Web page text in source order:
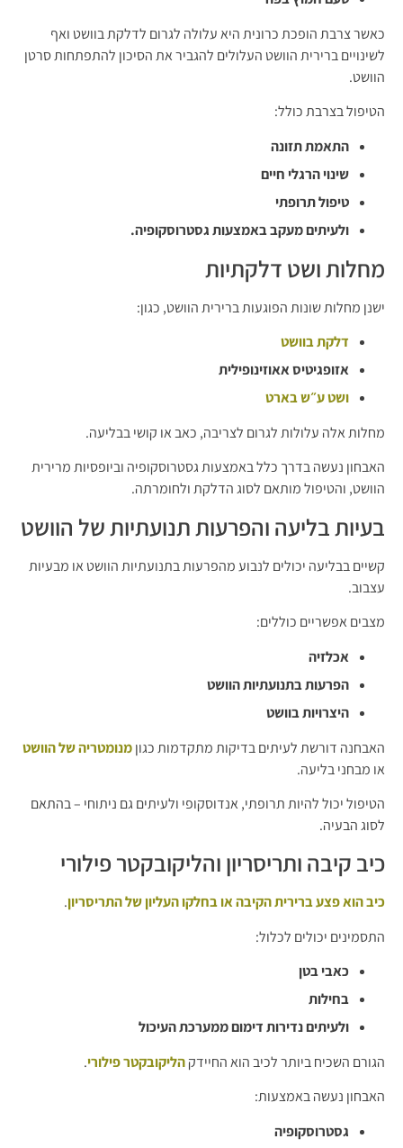
כאשר צרבת הופכת כרונית היא עלולה לגרום לדלקת בוושט ואף
לשינויים ברירית הוושט העלולים להגביר את הסיכון להתפתחות סרטן
הוושט.
הטיפול בצרבת כולל:
התאמת תזונה
שינוי הרגלי חיים
טיפול תרופתי
ולעיתים מעקב באמצעות גסטרוסקופיה.
מחלות ושט דלקתיות
ישנן מחלות שונות הפוגעות ברירית הוושט, כגון:
דלקת בוושט
אזופגיטיס אאוזינופילית
ושט ע״ש בארט
מחלות אלה עלולות לגרום לצריבה, כאב או קושי בבליעה.
האבחון נעשה בדרך כלל באמצעות גסטרוסקופיה וביופסיות מרירית
הוושט, והטיפול מותאם לסוג הדלקת ולחומרתה.
בעיות בליעה והפרעות תנועתיות של הוושט
קשיים בבליעה יכולים לנבוע מהפרעות בתנועתיות הוושט או מבעיות
עצבוב.
מצבים אפשריים כוללים:
אכלזיה
הפרעות בתנועתיות הוושט
היצרויות בוושט
האבחנה דורשת לעיתים בדיקות מתקדמות כגוןמנומטריה של הוושט
או מבחני בליעה.
הטיפול יכול להיות תרופתי, אנדוסקופי ולעיתים גם ניתוחי – בהתאם
לסוג הבעיה.
כיב קיבה ותריסריון והליקובקטר פילורי
כיב הוא פצע ברירית הקיבה או בחלקו העליון של התריסריון.
התסמינים יכולים לכלול:
כאבי בטן
בחילות
ולעיתים נדירות דימום ממערכת העיכול
הגורם השכיח ביותר לכיב הוא החיידקהליקובקטר פילורי.
האבחון נעשה באמצעות:
גסטרוסקופיה